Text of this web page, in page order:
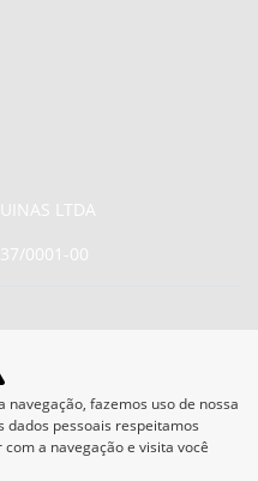
LTDA
0001-00
fazemos uso de nossa
dados pessoais respeitamos
com a navegação e visita você